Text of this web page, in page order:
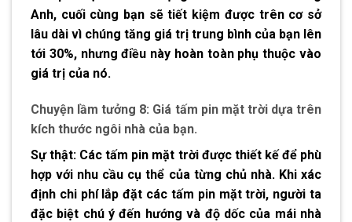
Anh, cuối cùng bạn sẽ tiết kiệm được trên cơ sở
lâu dài vì chúng tăng giá trị trung bình của bạn lên
tới 30%, nhưng điều này hoàn toàn phụ thuộc vào
giá trị của nó.
Chuyện lầm tưởng 8: Giá tấm pin mặt trời dựa trên
kích thước ngôi nhà của bạn.
Sự thật: Các tấm pin mặt trời được thiết kế để phù
hợp với nhu cầu cụ thể của từng chủ nhà. Khi xác
định chi phí lắp đặt các tấm pin mặt trời, người ta
đặc biệt chú ý đến hướng và độ dốc của mái nhà